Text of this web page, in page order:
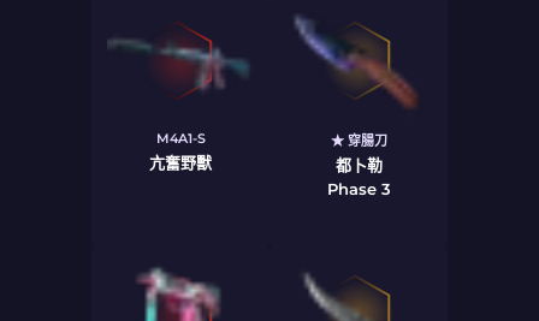
M4A1-S
亢奮野獸
★ 穿腸刀
都卜勒
Phase 3